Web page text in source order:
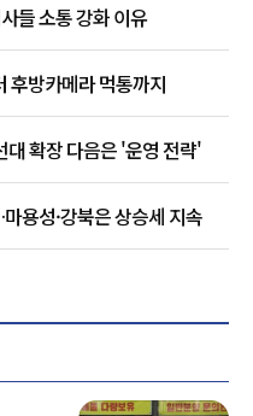
들 소통 강화 이유
후방카메라 먹통까지
확장 다음은 '운영 전략'
용성·강북은 상승세 지속